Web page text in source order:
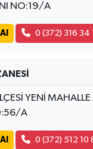
NO:19/A
0 (372) 316 34
YENİ MAHALLE
A
0 (372) 512 10